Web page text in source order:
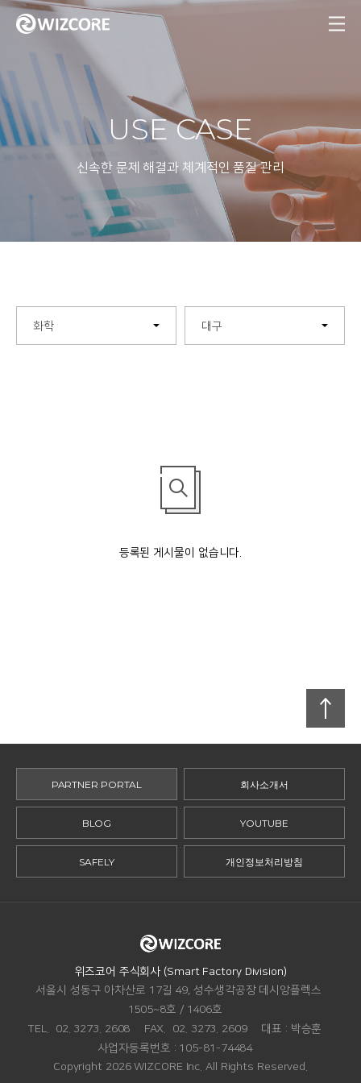
MENU
USE CASE
신속한 문제 해결과 체계적인 품질 관리
화학 대구
등록된 게시물이 없습니다.
PARTNER PORTAL 회사소개서
BLOG YOUTUBE
SAFELY 개인정보처리방침
위즈코어 주식회사 (Smart Factory Division)
서울시 성동구 아차산로 17길 49, 성수생각공장 데시앙플렉스
1505~8호 / 1406호
TEL.
02. 3273. 2608 FAX. 02. 3273. 2609 대표 : 박승훈
사업자등록번호 : 105-81-74484
Copyright 2026 WIZCORE Inc. All Rights Reserved.